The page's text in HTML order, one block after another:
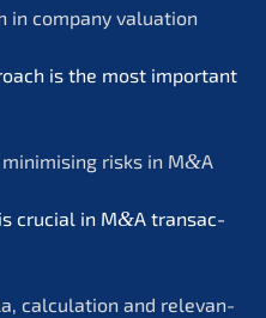
in compa­ny valua­ti­on
is the most important
risks in M&A
crucial in M&A transac­
calcu­la­ti­on and relevan­